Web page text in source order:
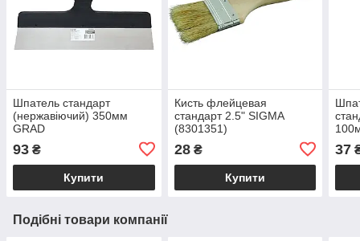
Шпатель стандарт
(нержавіючий) 350мм
GRAD
93 ₴
Купити
Кисть флейцевая
стандарт 2.5" SIGMA
(8301351)
28₴
Купити
37
Подібні товари компанії